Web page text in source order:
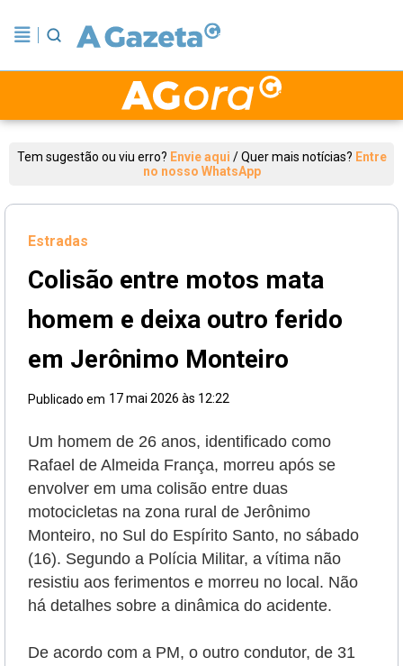
Tem sugestão ou viu erro? Envie aqui /Quer mais notícias? Entre
no nosso WhatsApp
Estradas
Colisão entre motos mata
homem e deixa outro ferido
em Jerônimo Monteiro
Publicado em 17 mai 2026 às 12:22
Um homem de 26 anos, identificado como
Rafael de Almeida França, morreu após se
envolver em uma colisão entre duas
motocicletas na zona rural de Jerônimo
Monteiro, no Sul do Espírito Santo, no sábado
(16). Segundo a Polícia Militar, a vítima não
resistiu aos ferimentos e morreu no local. Não
há detalhes sobre a dinâmica do acidente.
De acordo com a PM, o outro condutor, de 31